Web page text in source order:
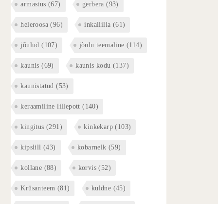
armastus (67) gerbera (93)
heleroosa (96) inkaliilia (61)
jõulud (107) jõulu teemaline (114)
kaunis (69) kaunis kodu (137)
kaunistatud (53)
keraamiline lillepott (140)
kingitus (291) kinkekarp (103)
kipslill (43) kobarnelk (59)
kollane (88) korvis (52)
Krüsanteem (81) kuldne (45)